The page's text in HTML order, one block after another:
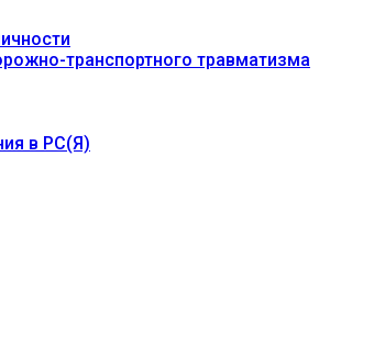
транспортного травматизма
в РС(Я)